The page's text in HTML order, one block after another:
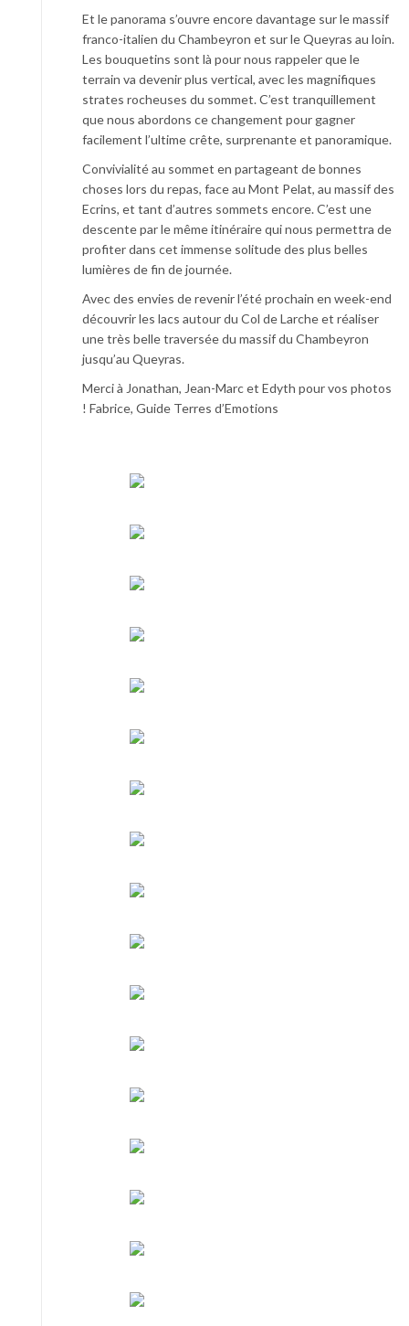
Et le panorama s’ouvre encore davantage sur le massif
franco-italien du Chambeyron et sur le Queyras au loin.
Les bouquetins sont là pour nous rappeler que le
terrain va devenir plus vertical, avec les magnifiques
strates rocheuses du sommet. C’est tranquillement
que nous abordons ce changement pour gagner
facilement l’ultime crête, surprenante et panoramique.
Convivialité au sommet en partageant de bonnes
choses lors du repas, face au Mont Pelat, au massif des
Ecrins, et tant d’autres sommets encore. C’est une
descente par le même itinéraire qui nous permettra de
profiter dans cet immense solitude des plus belles
lumières de fin de journée.
Avec des envies de revenir l’été prochain en week-end
découvrir les lacs autour du Col de Larche et réaliser
une très belle traversée du massif du Chambeyron
jusqu’au Queyras.
Merci à Jonathan, Jean-Marc et Edyth pour vos photos
! Fabrice, Guide Terres d’Emotions